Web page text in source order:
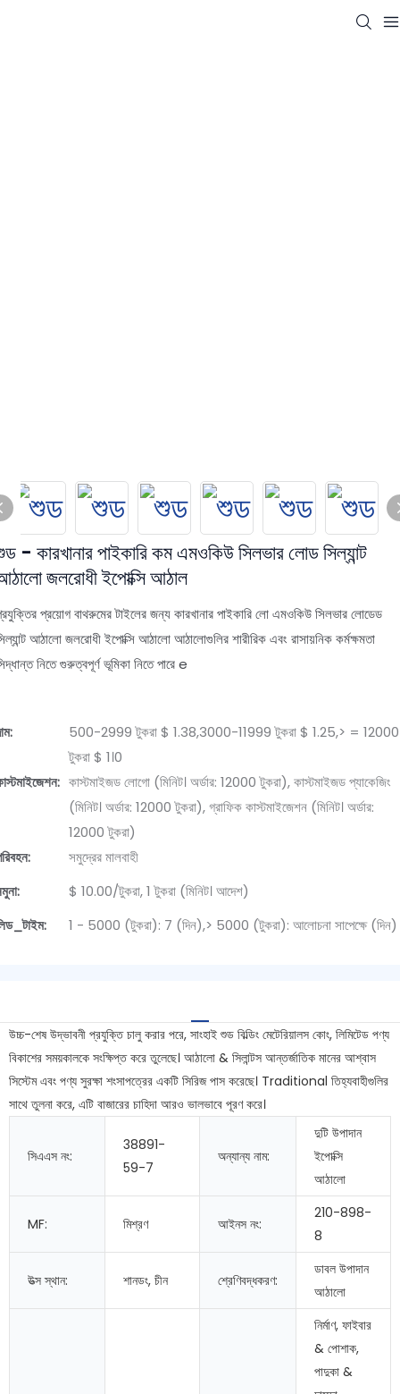
- কারখানার পাইকারি কম এমওকিউ সিলভার লোড সিল্যান্ট
জলরোধী ইপোক্সি আঠাল
প্রয়োগ বাথরুমের টাইলের জন্য কারখানার পাইকারি লো এমওকিউ সিলভার লোডেড
আঠালো জলরোধী ইপোক্সি আঠালো আঠালোগুলির শারীরিক এবং রাসায়নিক কর্মক্ষমতা
নিতে গুরুত্বপূর্ণ ভূমিকা নিতে পারে e
500-2999 টুকরা $ 1.38,3000-11999 টুকরা $ 1.25,> = 12000
টুকরা $ 1।0
কাস্টমাইজড লোগো (মিনিট। অর্ডার: 12000 টুকরা), কাস্টমাইজড প্যাকেজিং
(মিনিট। অর্ডার: 12000 টুকরা), গ্রাফিক কাস্টমাইজেশন (মিনিট। অর্ডার:
12000 টুকরা)
সমুদ্রের মালবাহী
$ 10.00/টুকরা, 1 টুকরা (মিনিট। আদেশ)
1 - 5000 (টুকরা): 7 (দিন),> 5000 (টুকরা): আলোচনা সাপেক্ষে (দিন)
উচ্চ-শেষ উদ্ভাবনী প্রযুক্তি চালু করার পরে, সাংহাই শুড বিল্ডিং মেটেরিয়ালস কোং, লিমিটেড পণ্য
বিকাশের সময়কালকে সংক্ষিপ্ত করে তুলেছে। আঠালো & সিলান্টস আন্তর্জাতিক মানের আশ্বাস
সিস্টেম এবং পণ্য সুরক্ষা শংসাপত্রের একটি সিরিজ পাস করেছে। Traditional তিহ্যবাহীগুলির
সাথে তুলনা করে, এটি বাজারের চাহিদা আরও ভালভাবে পূরণ করে।
সিএএস নং:
38891-
59-7
অন্যান্য নাম:
দুটি উপাদান
ইপোক্সি
আঠালো
MF: মিশ্রণ আইনস নং:
210-898-
8
উত্স স্থান: শানডং, চীন শ্রেণিবদ্ধকরণ:
ডাবল উপাদান
আঠালো
নির্মাণ, ফাইবার
& পোশাক,
পাদুকা &